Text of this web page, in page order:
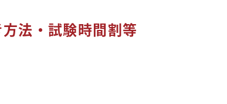
法・試験時間割等